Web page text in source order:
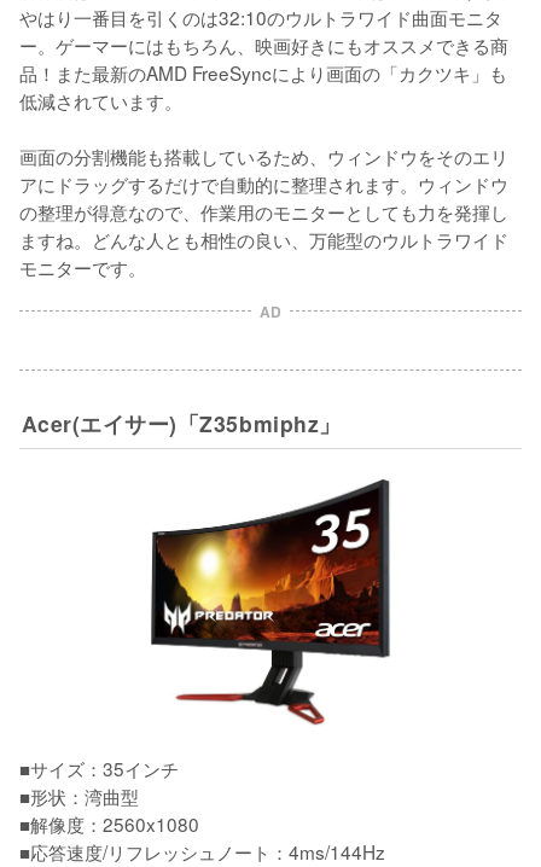
やはり一番目を引くのは32:10のウルトラワイド曲面モニタ
ー。ゲーマーにはもちろん、映画好きにもオススメできる商
品！また最新のAMD FreeSyncにより画面の「カクツキ」も
低減されています。
画面の分割機能も搭載しているため、ウィンドウをそのエリ
アにドラッグするだけで自動的に整理されます。ウィンドウ
の整理が得意なので、作業用のモニターとしても力を発揮し
ますね。どんな人とも相性の良い、万能型のウルトラワイド
モニターです。
AD
Acer(エイサー)「Z35bmiphz」
■サイズ：35インチ
■形状：湾曲型
■解像度：2560x1080
■応答速度/リフレッシュノート：4ms/144Hz